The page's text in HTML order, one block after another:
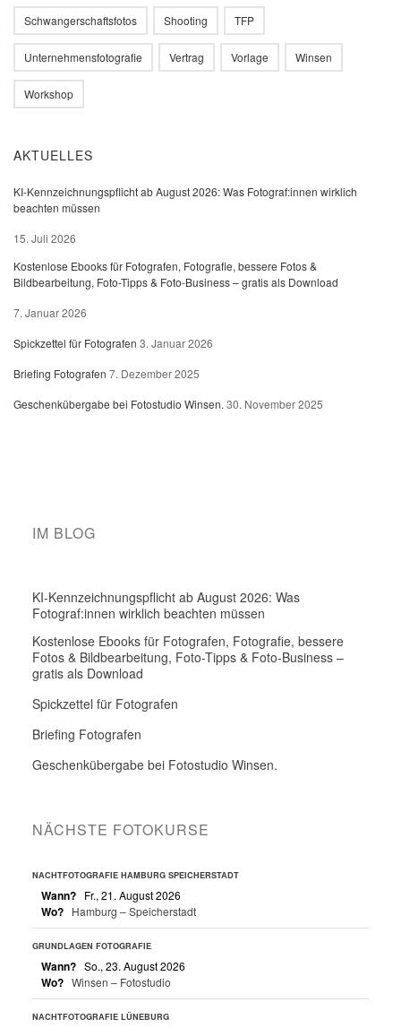
Schwangerschaftsfotos Shooting TFP
Unternehmensfotografie Vertrag Vorlage Winsen
Workshop
AKTUELLES
KI-Kennzeichnungspflicht ab August 2026: Was Fotograf:innen wirklich
beachten müssen
15. Juli 2026
Kostenlose Ebooks für Fotografen, Fotografie, bessere Fotos &
Bildbearbeitung, Foto-Tipps & Foto-Business – gratis als Download
7. Januar 2026
Spickzettel für Fotografen 3. Januar 2026
Briefing Fotografen 7. Dezember 2025
Geschenkübergabe bei Fotostudio Winsen. 30. November 2025
IM BLOG
KI-Kennzeichnungspflicht ab August 2026: Was
Fotograf:innen wirklich beachten müssen
Kostenlose Ebooks für Fotografen, Fotografie, bessere
Fotos & Bildbearbeitung, Foto-Tipps & Foto-Business –
gratis als Download
Spickzettel für Fotografen
Briefing Fotografen
Geschenkübergabe bei Fotostudio Winsen.
NÄCHSTE FOTOKURSE
NACHTFOTOGRAFIE HAMBURG SPEICHERSTADT
Wann? Fr., 21. August 2026
Wo? Hamburg – Speicherstadt
GRUNDLAGEN FOTOGRAFIE
Wann? So., 23. August 2026
Wo? Winsen – Fotostudio
NACHTFOTOGRAFIE LÜNEBURG